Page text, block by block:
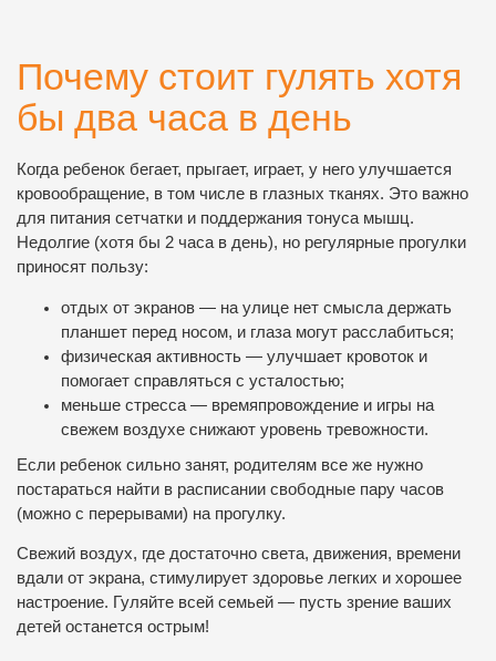
Почему стоит гулять хотя
бы два часа в день
Когда ребенок бегает, прыгает, играет, у него улучшается
кровообращение, в том числе в глазных тканях. Это важно
для питания сетчатки и поддержания тонуса мышц.
Недолгие (хотя бы 2 часа в день), но регулярные прогулки
приносят пользу:
отдых от экранов — на улице нет смысла держать
планшет перед носом, и глаза могут расслабиться;
физическая активность — улучшает кровоток и
помогает справляться с усталостью;
меньше стресса — времяпровождение и игры на
свежем воздухе снижают уровень тревожности.
Если ребенок сильно занят, родителям все же нужно
постараться найти в расписании свободные пару часов
(можно с перерывами) на прогулку.
Свежий воздух, где достаточно света, движения, времени
вдали от экрана, стимулирует здоровье легких и хорошее
настроение. Гуляйте всей семьей — пусть зрение ваших
детей останется острым!